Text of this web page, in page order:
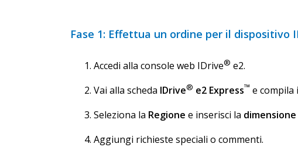
Fase 1: Effettua un ordine per il dispositivo
Accedi alla console web IDrive® e2.
Vai alla scheda IDrive® e2 Express™ e compila
Seleziona la Regione e inserisci la
Aggiungi richieste speciali o commenti.